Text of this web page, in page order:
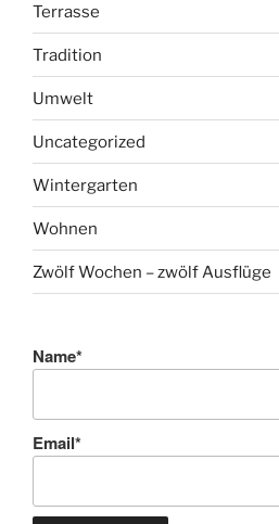
Terrasse
Tradition
Umwelt
Uncategorized
Wintergarten
Wohnen
Zwölf Wochen – zwölf Ausflüge
Name*
Email*